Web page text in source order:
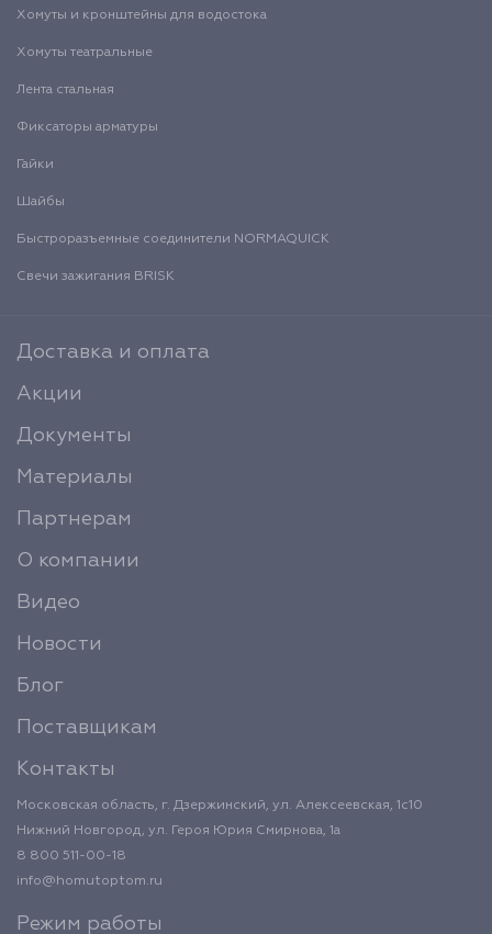
Хомуты и кронштейны для водостока
Хомуты театральные
Лента стальная
Фиксаторы арматуры
Гайки
Шайбы
Быстроразъемные соединители NORMAQUICK
Свечи зажигания BRISK
Доставка и оплата
Акции
Документы
Материалы
Партнерам
О компании
Видео
Новости
Блог
Поставщикам
Контакты
Московская область, г. Дзержинский, ул. Алексеевская, 1с10
Нижний Новгород, ул. Героя Юрия Смирнова, 1а
8 800 511-00-18
info@homutoptom.ru
Режим работы